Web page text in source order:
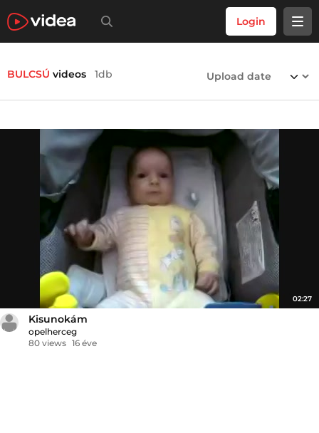
Login
BULCSÚ videos 1db
02:27
Kisunokám
opelherceg
80 views 16 éve